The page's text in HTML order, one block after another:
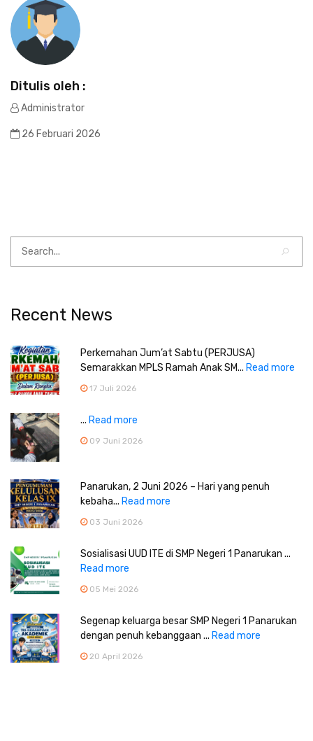
Ditulis oleh :
Administrator
26 Februari 2026
Recent News
Perkemahan Jum’at Sabtu (PERJUSA)
Semarakkan MPLS Ramah Anak SM... Read more
17 Juli 2026
... Read more
09 Juni 2026
Panarukan, 2 Juni 2026 – Hari yang penuh
kebaha... Read more
03 Juni 2026
Sosialisasi UUD ITE di SMP Negeri 1 Panarukan ...
Read more
05 Mei 2026
Segenap keluarga besar SMP Negeri 1 Panarukan
dengan penuh kebanggaan ... Read more
20 April 2026